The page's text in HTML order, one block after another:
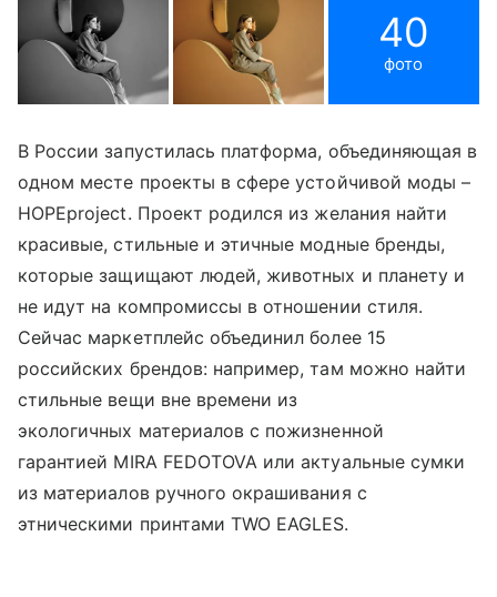
40
фото
В России запустилась платформа, объединяющая в
одном месте проекты в сфере устойчивой моды –
HOPEproject. Проект родился из желания найти
красивые, стильные и этичные модные бренды,
которые защищают людей, животных и планету и
не идут на компромиссы в отношении стиля.
Сейчас маркетплейс объединил более 15
российских брендов: например, там можно найти
стильные вещи вне времени из
экологичных материалов с пожизненной
гарантией MIRA FEDOTOVA или актуальные сумки
из материалов ручного окрашивания с
этническими принтами TWO EAGLES.